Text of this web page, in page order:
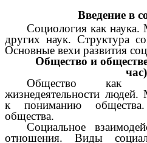
Введение в
Социология как наука.
других наук. Структура
Основные вехи развития
Общество и
час)
Общество как
жизнедеятельности
к пониманию
общества.
Социальное
отношения. Виды